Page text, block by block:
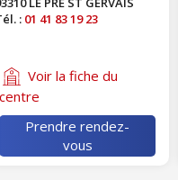
: 01 41 83 19 23
Voir la fiche du
centre
Prendre rendez-
vous